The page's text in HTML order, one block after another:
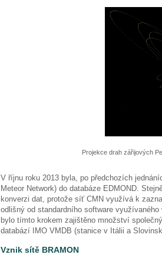
Projekce drah zářijových
V říjnu roku 2013 byla, po předchozích
Meteor Network) do databáze EDMOND.
konverzi dat, protože síť CMN využívá k
odlišný od standardního software
bylo tímto krokem zajištěno množství
databází IMO VMDB (stanice v Itálii a
Vznik sítě BRAMON